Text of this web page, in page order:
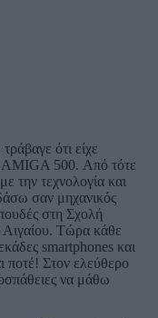
ότι είχε
AMIGA 500. Από τότε
την τεχνολογία και
σαν μηχανικός
στη Σχολή
Τώρα κάθε
smartphones και
ποτέ! Στον ελεύθερο
να μάθω